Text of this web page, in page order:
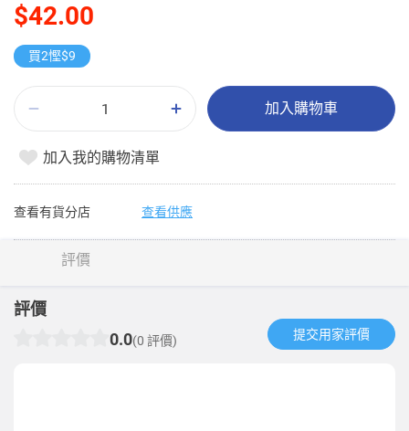
$42.00
買2慳$9
加入購物車
加入我的購物清單
查看有貨分店 查看供應
評價
評價
0.0(0 評價) 提交用家評價​